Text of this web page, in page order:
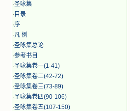
·圣咏集
· 目录
·序
·凡 例
·圣咏集总论
·参考书目
·圣咏集卷一(1-41)
·圣咏集卷二(42-72)
·圣咏集卷三(73-89)
·圣咏集卷四(90-106)
·圣咏集卷五(107-150)